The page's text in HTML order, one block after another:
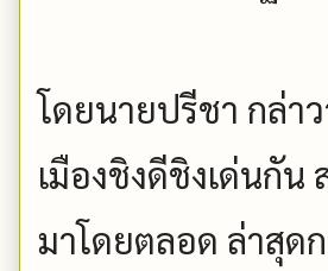
โดยนายปรีชา กล่า
เมืองชิงดีชิงเด่นกัน
มาโดยตลอด ล่าสุด